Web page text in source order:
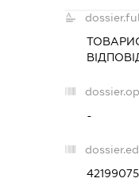
-
42199075